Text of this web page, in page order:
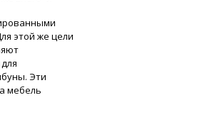
этой же цели
Эти
мебель